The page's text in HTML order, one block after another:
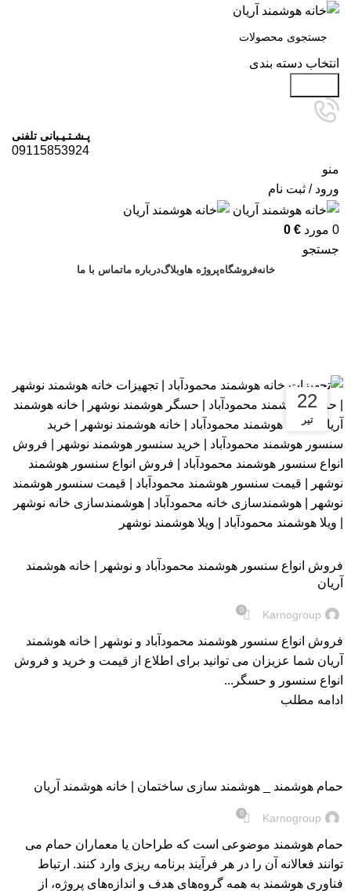
انتخاب دسته بندی
پـشـتـیـبانی تلفنی
09115853924
منو
ورود / ثبت نام
0 مورد 0 €
جستجو
خانهفروشگاهپروژه هاوبلاگدرباره ماتماس با ما
26
بهمن
فروش انواع سنسور هوشمند محمودآباد و نوشهر | خانه هوشمند
آریان
Karnogroup
0
فروش انواع سنسور هوشمند محمودآباد و نوشهر | خانه هوشمند
آریان شما عزیزان می توانید برای اطلاع از قیمت و خرید و فروش
انواع سنسور و حسگر...
ادامه مطلب
22
تیر
حمام هوشمند‌ _ هوشمند سازی ساختمان | خانه هوشمند آریان
Karnogroup
0
حمام هوشمند موضوعی است که طراحان یا معماران حمام می
توانند فعالانه آن را در هر فرآیند برنامه ریزی وارد کنند. ارتباط
فناوری هوشمند به همه گروه‌های هدف و اندازه‌های پروژه، از